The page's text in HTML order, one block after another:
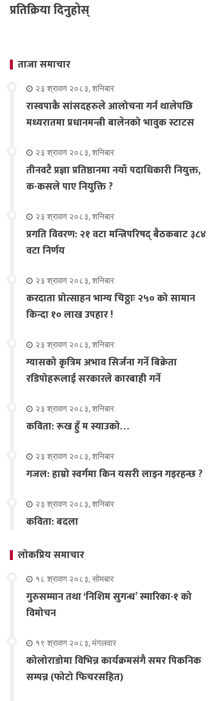
प्रतिक्रिया दिनुहोस्
ताजा समाचार
२३ श्रावण २०८३, शनिबार
रास्वपाकै सांसदहरुले आलोचना गर्न थालेपछि
मध्यरातमा प्रधानमन्त्री बालेनको भावुक स्टाटस
२३ श्रावण २०८३, शनिबार
तीनवटै प्रज्ञा प्रतिष्ठानमा नयाँ पदाधिकारी नियुक्त,
क-कसले पाए नियुक्ति ?
२३ श्रावण २०८३, शनिबार
प्रगति विवरण: २१ वटा मन्त्रिपरिषद् बैठकबाट ३८४
वटा निर्णय
२३ श्रावण २०८३, शनिबार
करदाता प्रोत्साहन भाग्य चिठ्ठाः २५० को सामान
किन्दा १० लाख उपहार !
२३ श्रावण २०८३, शनिबार
ग्यासको कृत्रिम अभाव सिर्जना गर्ने बिक्रेता
रडिपोहरूलाई सरकारले कारबाही गर्ने
२३ श्रावण २०८३, शनिबार
कविता: रूख हुँ म स्याउको…
२३ श्रावण २०८३, शनिबार
गजल: हाम्रो स्वर्गमा किन यसरी लाइन गइरहन्छ ?
२३ श्रावण २०८३, शनिबार
कविता: बदला
लोकप्रिय समाचार
१८ श्रावण २०८३, सोमबार
गुरुसम्मान तथा ‘निशिम सुगन्ध’ स्मारिका-१ को
विमोचन
१९ श्रावण २०८३, मंगलवार
कोलोराडोमा विभिन्न कार्यक्रमसंगै समर पिकनिक
सम्पन्न (फोटो फिचरसहित)